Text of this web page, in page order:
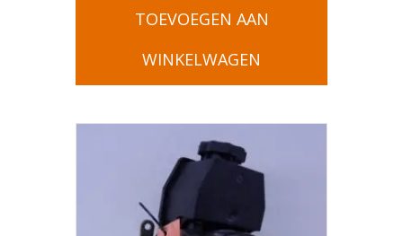
TOEVOEGEN AAN
WINKELWAGEN